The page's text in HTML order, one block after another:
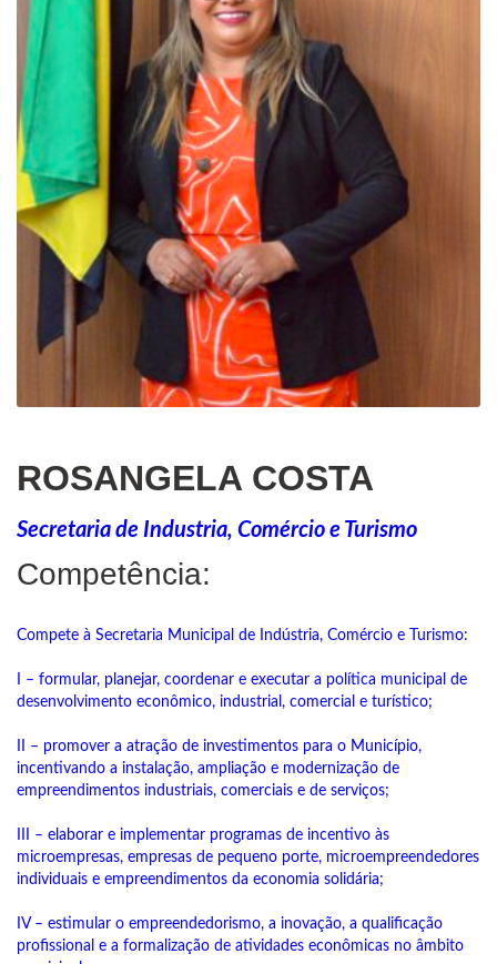
ROSANGELA COSTA
Secretaria de Industria, Comércio e Turismo
Competência:
Compete à Secretaria Municipal de Indústria, Comércio e Turismo:
I – formular, planejar, coordenar e executar a política municipal de
desenvolvimento econômico, industrial, comercial e turístico;
II – promover a atração de investimentos para o Município,
incentivando a instalação, ampliação e modernização de
empreendimentos industriais, comerciais e de serviços;
III – elaborar e implementar programas de incentivo às
microempresas, empresas de pequeno porte, microempreendedores
individuais e empreendimentos da economia solidária;
IV – estimular o empreendedorismo, a inovação, a qualificação
profissional e a formalização de atividades econômicas no âmbito